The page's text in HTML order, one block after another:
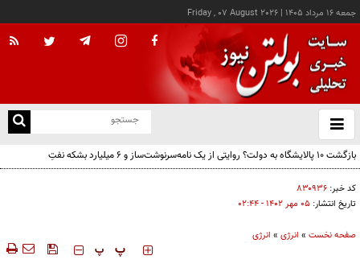
جمعه ۱۶ مرداد ۱۴۰۵ |
Friday , 07 August 2026
باز
و
بازگشت ۱۰ پالایشگاه به دولت؟ روایتی از یک نامه‌سرنوشت‌ساز و ۶ میلیارد بشکه نفتِ
بدون‌حساب
کد خبر: ۸۳۰۹۳۶
تاریخ انتشار: ۰۵ مهر ۱۴۰۲ - ۰۲:۴۴
صفحه نخست » انرژی » انرژی
‍‍‍ پ پ